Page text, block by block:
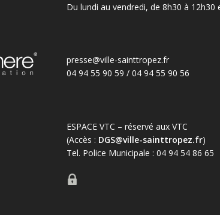
Du lundi au vendredi, de 8h30 à 12h30
presse@ville-sainttropez.fr
04 94 55 90 59 / 04 94 55 90 56
ESPACE VTC – réservé aux VTC
(Accès : DGS@ville-sainttropez.fr)
Tel. Police Municipale : 04 94 54 86 65